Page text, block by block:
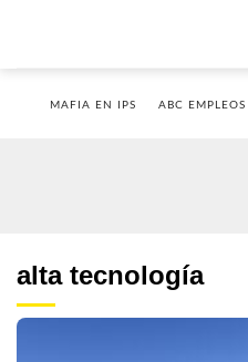
MAFIA EN IPS ABC EMPLEOS
alta tecnología